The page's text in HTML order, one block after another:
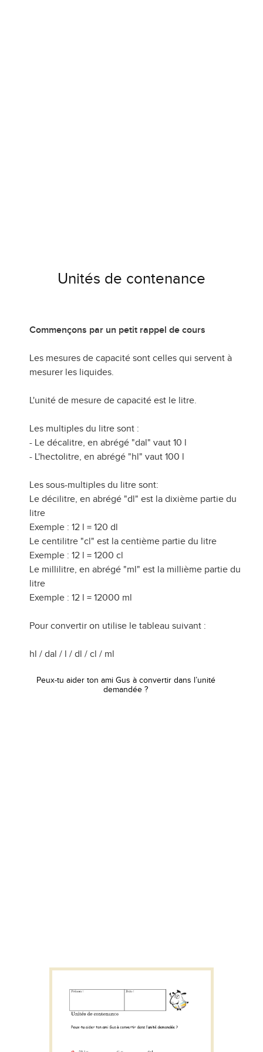
Unités de contenance
Commençons par un petit rappel de cours
Les mesures de capacité sont celles qui servent à
mesurer les liquides.
L'unité de mesure de capacité est le litre.
Les multiples du litre sont :
- Le décalitre, en abrégé "dal" vaut 10 l
- L'hectolitre, en abrégé "hl" vaut 100 l
Les sous-multiples du litre sont:
Le décilitre, en abrégé "dl" est la dixième partie du
litre
Exemple : 12 l = 120 dl
Le centilitre "cl" est la centième partie du litre
Exemple : 12 l = 1200 cl
Le millilitre, en abrégé "ml" est la millième partie du
litre
Exemple : 12 l = 12000 ml
Pour convertir on utilise le tableau suivant :
hl / dal / l / dl / cl / ml
Peux-tu aider ton ami Gus à convertir dans l’unité
demandée ?